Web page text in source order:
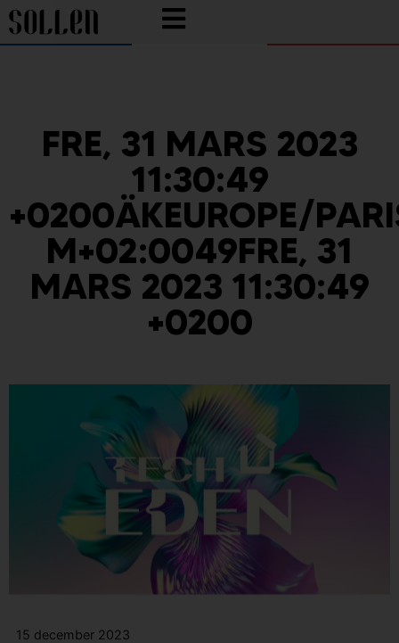
FRE, 31 MARS 2023
11:30:49
+0200ÄKEUROPE/
M+02:0049FRE, 31
MARS 2023 11:30:49
+0200
15 december 2023